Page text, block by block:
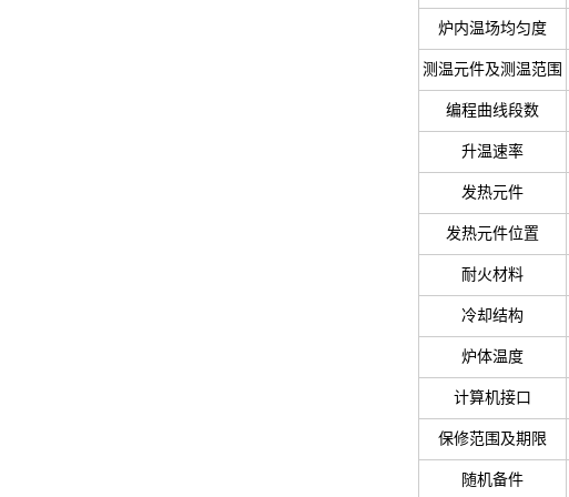
炉内温场均匀度
测温元件及测温范围
编程曲线段数
升温速率
发热元件
发热元件位置
耐火材料
冷却结构
炉体温度
计算机接口
保修范围及期限
随机备件